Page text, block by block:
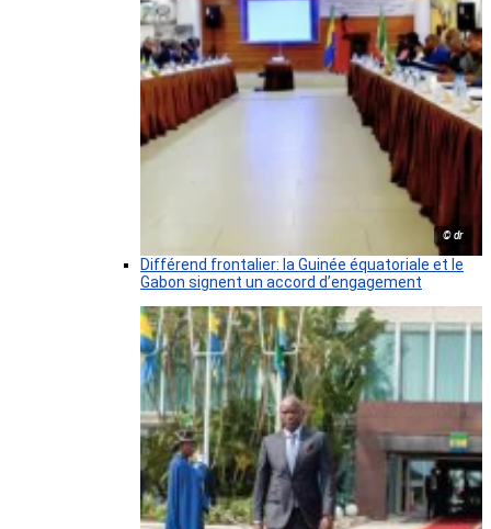
© dr
Différend frontalier: la Guinée équatoriale et le
Gabon signent un accord d’engagement